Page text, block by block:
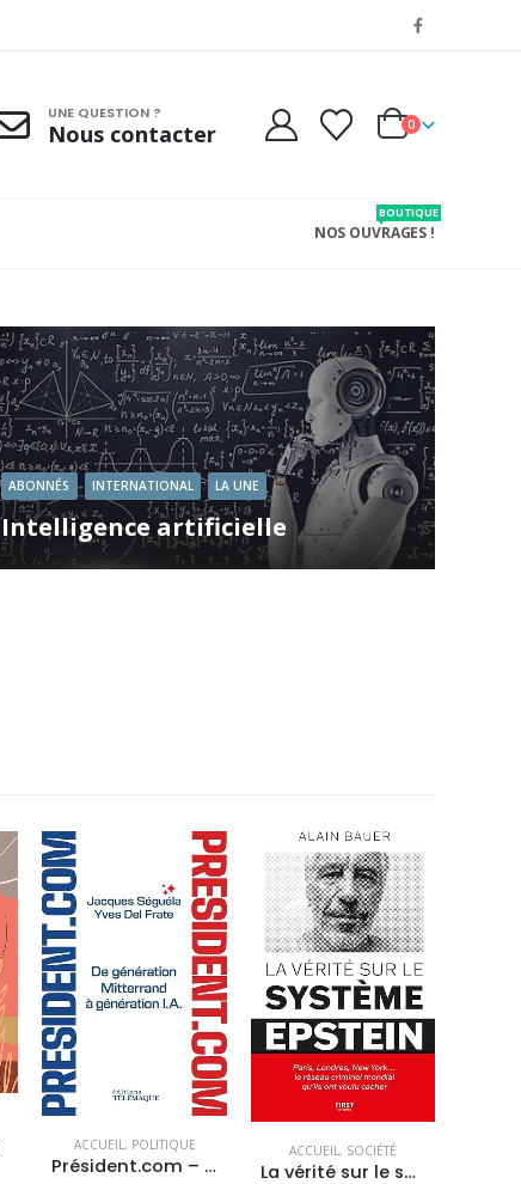
UNE QUESTION ?
Nous contacter 0
NOS OUVRAGES !
BOUTIQUE
ABONNÉS INTERNATIONAL LA UNE
Intelligence artificielle
Depuis 2023, plus de 256 000 emplois liés à l’intelligence artificielle
ACCUEIL ,SOCIÉTÉ
La vérité sur le système Epstein
ACCUEIL, POLITIQUE